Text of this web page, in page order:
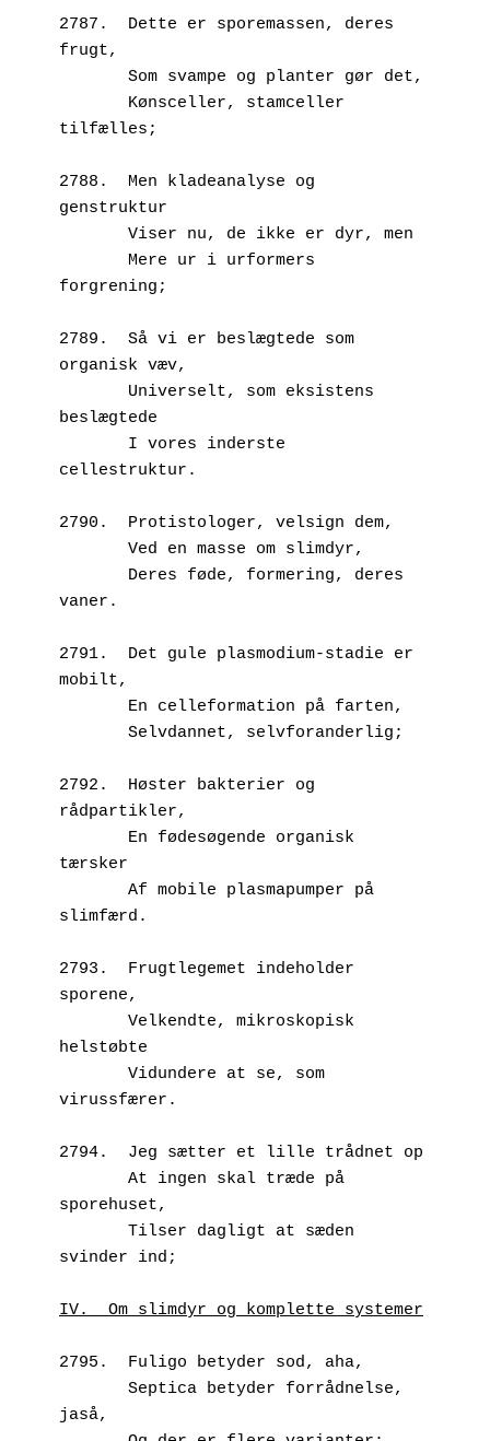
2787.  Dette er sporemassen, deres
frugt,
       Som svampe og planter gør det,
tilfælles;
2788.  Men kladeanalyse og
genstruktur
       Viser nu, de ikke er dyr, men
forgrening;
2789.  Så vi er beslægtede som
organisk væv,
beslægtede
cellestruktur.
2790.  Protistologer, velsign dem,
       Ved en masse om slimdyr,
vaner.
2791.  Det gule plasmodium-stadie er
mobilt,
       En celleformation på farten,
       Selvdannet, selvforanderlig;
2792.  Høster bakterier og
rådpartikler,
tærsker
slimfærd.
2793.  Frugtlegemet indeholder
sporene,
helstøbte
virussfærer.
2794.  Jeg sætter et lille trådnet op
sporehuset,
svinder ind;
IV.  Om slimdyr og komplette systemer
2795.  Fuligo betyder sod, aha,
jaså,